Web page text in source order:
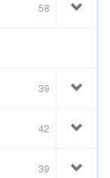
58
39
42
39